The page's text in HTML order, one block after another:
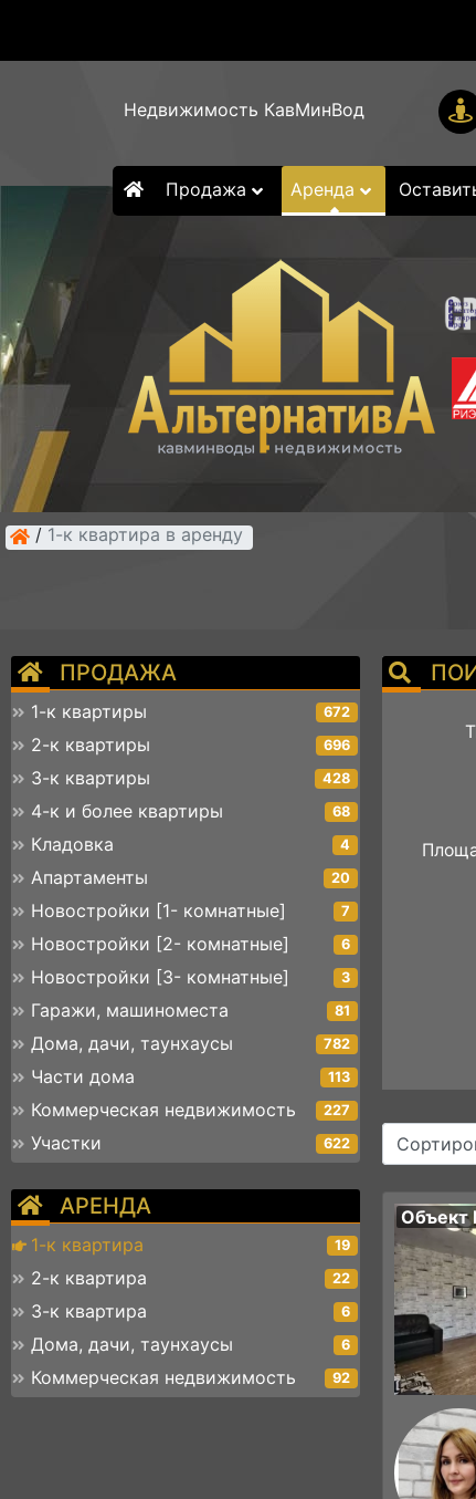
Недвижимость КавМинВод
Продажа Аренда
/ 1-к квартира в аренду
ПРОДАЖА
1-к квартиры 672
2-к квартиры 696
3-к квартиры 428
4-к и более квартиры 68
Кладовка 4
Апартаменты 20
Новостройки [1- комнатные] 7
Новостройки [2- комнатные] 6
Новостройки [3- комнатные] 3
Гаражи, машиноместа 81
Дома, дачи, таунхаусы 782
Части дома 113
Коммерческая недвижимость 227
Участки 622
АРЕНДА
1-к квартира 19
2-к квартира 22
3-к квартира 6
Дома, дачи, таунхаусы 6
Коммерческая недвижимость 92